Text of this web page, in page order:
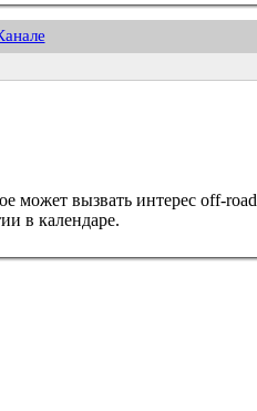
может вызвать интерес оff-road
в календаре.